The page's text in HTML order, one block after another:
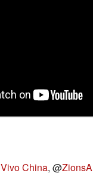
Vivo China, @